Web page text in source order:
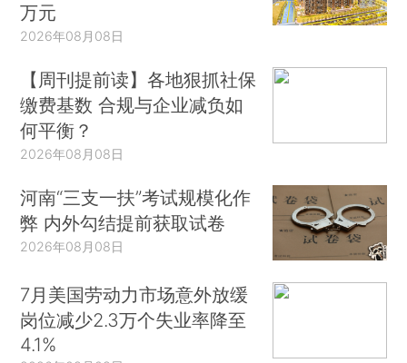
万元
2026年08月08日
【周刊提前读】各地狠抓社保
缴费基数 合规与企业减负如
何平衡？
2026年08月08日
河南“三支一扶”考试规模化作
弊 内外勾结提前获取试卷
2026年08月08日
7月美国劳动力市场意外放缓
岗位减少2.3万个失业率降至
4.1%